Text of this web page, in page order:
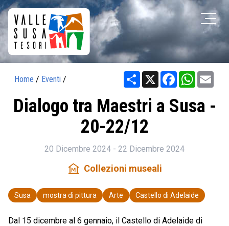
Home / Eventi / Share X Facebook
Dialogo tra Maestri a Susa -
20-22/12
20 Dicembre 2024 - 22 Dicembre 2024
museum Collezioni museali
Susa mostra di pittura Arte Castello di Adelaide
Dal 15 dicembre al 6 gennaio, il Castello di Adelaide di